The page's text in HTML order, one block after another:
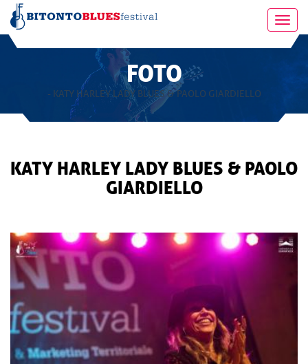
FOTO
- KATY HARLEY LADY BLUES & PAOLO GIARDIELLO
KATY HARLEY LADY BLUES & PAOLO
GIARDIELLO